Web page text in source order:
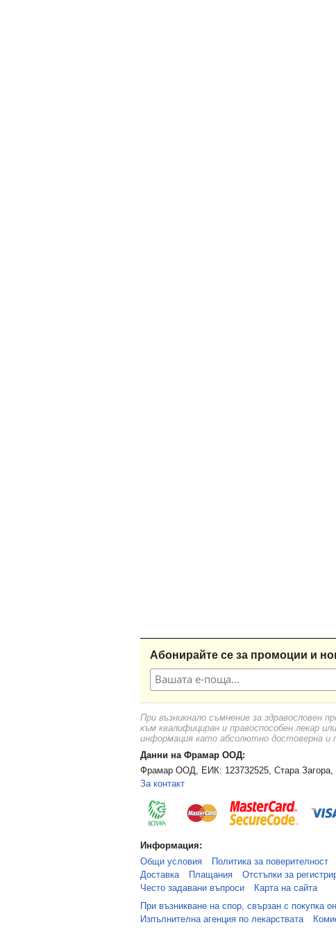
Абонирайте се за промоции и
При възникнало съмнение за здравословен
към квалифициран и правоспособен лекар
информация като абсолютно достоверна и
Данни на Фрамар ООД:
Фрамар ООД, ЕИК: 123732525, Стара
За контакт
Информация:
Общи условия
Политика за поверителност
Доставка
Плащания Отстъпки за
Често задавани въпроси
Карта на сайта
При възникване на спор, свързан с покупка
Изпълнителна агенция по лекарствата